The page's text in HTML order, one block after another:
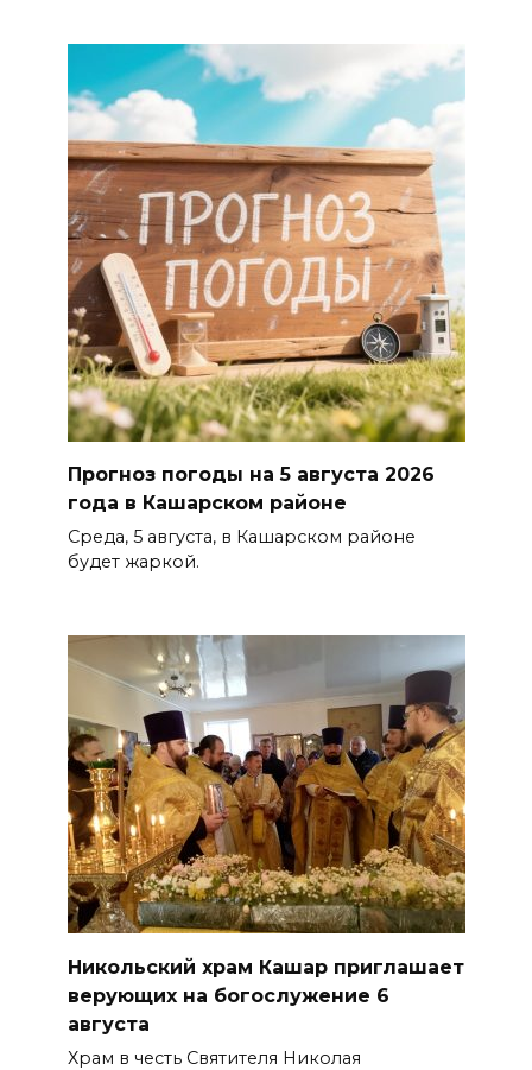
Прогноз погоды на 5 августа 2026
года в Кашарском районе
Среда, 5 августа, в Кашарском районе
будет жаркой.
Никольский храм Кашар приглашает
верующих на богослужение 6
августа
Храм в честь Святителя Николая